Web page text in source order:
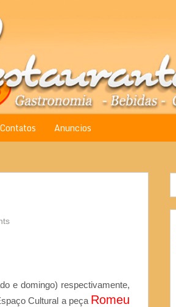
Contatos Anuncios
e domingo) respectivamente,
Cultural a peça Romeu